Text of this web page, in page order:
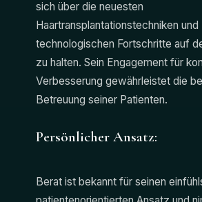
sich über die neuesten
Haartransplantationstechniken und
technologischen Fortschritte auf
zu halten. Sein Engagement für
Verbesserung gewährleistet die
Betreuung seiner Patienten.
Persönlicher Ansatz:
Berat ist bekannt für seinen